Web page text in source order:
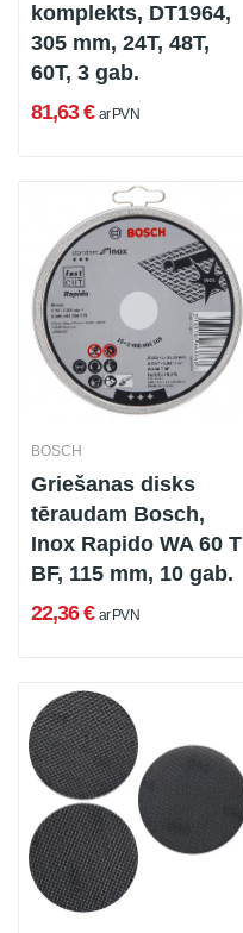
komplekts, DT1964,
305 mm, 24T, 48T,
60T, 3 gab.
81,63 € ar PVN
BOSCH
Griešanas disks
tēraudam Bosch,
Inox Rapido WA 60 T
BF, 115 mm, 10 gab.
22,36 € ar PVN